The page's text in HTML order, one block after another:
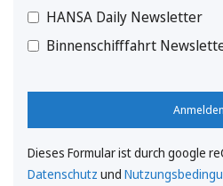
HANSA Daily Newsletter
Binnenschifffahrt
Anmelden
Dieses Formular ist durch google
Datenschutz und